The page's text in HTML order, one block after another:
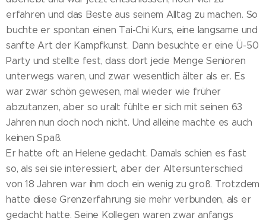
erfahren und das Beste aus seinem Alltag zu machen. So
buchte er spontan einen Tai-Chi Kurs, eine langsame und
sanfte Art der Kampfkunst. Dann besuchte er eine Ü-50
Party und stellte fest, dass dort jede Menge Senioren
unterwegs waren, und zwar wesentlich älter als er. Es
war zwar schön gewesen, mal wieder wie früher
abzutanzen, aber so uralt fühlte er sich mit seinen 63
Jahren nun doch noch nicht. Und alleine machte es auch
keinen Spaß.
Er hatte oft an Helene gedacht. Damals schien es fast
so, als sei sie interessiert, aber der Altersunterschied
von 18 Jahren war ihm doch ein wenig zu groß. Trotzdem
hatte diese Grenzerfahrung sie mehr verbunden, als er
gedacht hatte. Seine Kollegen waren zwar anfangs